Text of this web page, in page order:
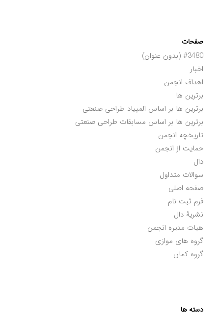
صفحات
#3480 (بدون عنوان)
اخبار
اهداف انجمن
برترین ها
برترین ها بر اساس المپیاد طراحی صنعتی
برترین ها بر اساس مسابقات طراحی صنعتی
تاریخچه انجمن
حمایت از انجمن
دال
سوالات متداول
صفحه اصلی
فرم ثبت نام
نشریۀ دال
هیات مدیره انجمن
گروه های موازی
گروه کمان
دسته ها